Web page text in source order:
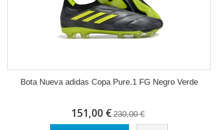
Bota Nueva adidas Copa Pure.1 FG Negro Verde
151,00 € 230,00 €